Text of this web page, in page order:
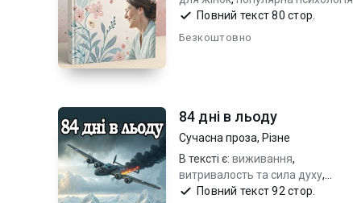
для щастя, як стати впевненою в
собі жінкою
Повний текст 80 стор.
Безкоштовно
84 дні в льоду
Сучасна проза, Різне
В тексті є: виживання,
витривалость та сила духу,
справжні події
Повний текст 92 стор.